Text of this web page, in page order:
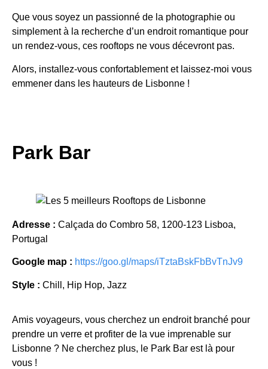
Que vous soyez un passionné de la photographie ou
simplement à la recherche d’un endroit romantique pour
un rendez-vous, ces rooftops ne vous décevront pas.
Alors, installez-vous confortablement et laissez-moi vous
emmener dans les hauteurs de Lisbonne !
Park Bar
Adresse : Calçada do Combro 58, 1200-123 Lisboa,
Portugal
Google map : https://goo.gl/maps/iTztaBskFbBvTnJv9
Style : Chill, Hip Hop, Jazz
Amis voyageurs, vous cherchez un endroit branché pour
prendre un verre et profiter de la vue imprenable sur
Lisbonne ? Ne cherchez plus, le Park Bar est là pour
vous !